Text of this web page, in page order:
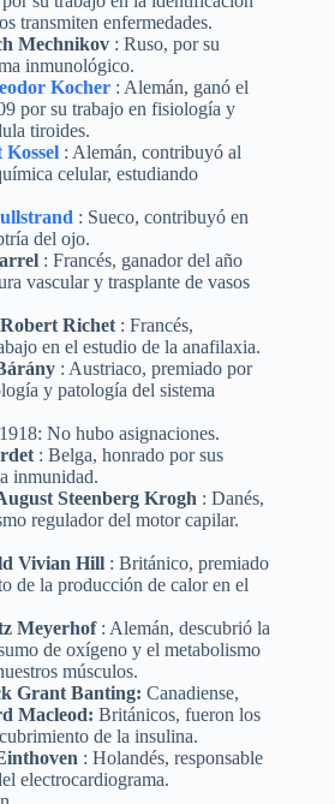
transmiten enfermedades.
Mechnikov : Ruso, por su
inmunológico.
Kocher : Alemán, ganó el
por su trabajo en fisiología y
tiroides.
: Alemán, contribuyó al
celular, estudiando
: Sueco, contribuyó en
del ojo.
: Francés, ganador del año
vascular y trasplante de vasos
Richet : Francés,
en el estudio de la anafilaxia.
: Austriaco, premiado por
y patología del sistema
No hubo asignaciones.
: Belga, honrado por sus
inmunidad.
Steenberg Krogh : Danés,
regulador del motor capilar.
Vivian Hill : Británico, premiado
de la producción de calor en el
Meyerhof: Alemán, descubrió la
de oxígeno y el metabolismo
músculos.
Grant Banting: Canadiense,
Macleod: Británicos, fueron los
de la insulina.
: Holandés, responsable
electrocardiograma.